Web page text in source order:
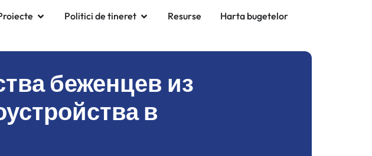
Politici de tineret Resurse Harta bugetelor
беженцев из
в